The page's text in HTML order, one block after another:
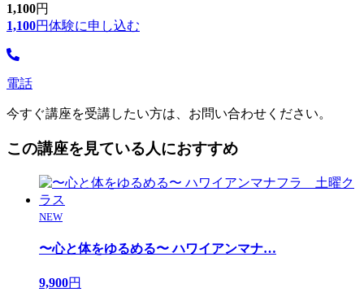
1,100円
1,100円体験に申し込む
電話
今すぐ講座を受講したい方は、お問い合わせください。
この講座を見ている人におすすめ
NEW
〜心と体をゆるめる〜 ハワイアンマナ…
9,900円